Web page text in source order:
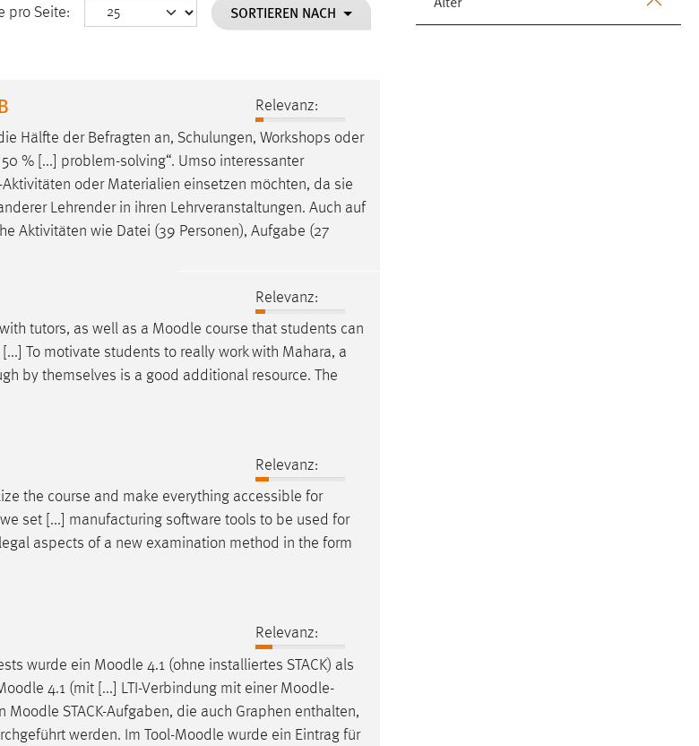
pro Seite: SORTIEREN NACH
Relevanz:
Hälfte der Befragten an, Schulungen, Workshops oder
% [...] problem-solving“. Umso interessanter
-Aktivitäten oder Materialien einsetzen möchten, da sie
Lehrender in ihren Lehrveranstaltungen. Auch auf
Aktivitäten wie Datei (39 Personen), Aufgabe (27
Relevanz:
tutors, as well as a Moodle course that students can
To motivate students to really work with Mahara, a
by themselves is a good additional resource. The
Relevanz:
the course and make everything accessible for
set [...] manufacturing software tools to be used for
aspects of a new examination method in the form
Relevanz:
wurde ein Moodle 4.1 (ohne installiertes STACK) als
4.1 (mit [...] LTI-Verbindung mit einer Moodle-
Moodle STACK-Aufgaben, die auch Graphen enthalten,
werden. Im Tool-Moodle wurde ein Eintrag für